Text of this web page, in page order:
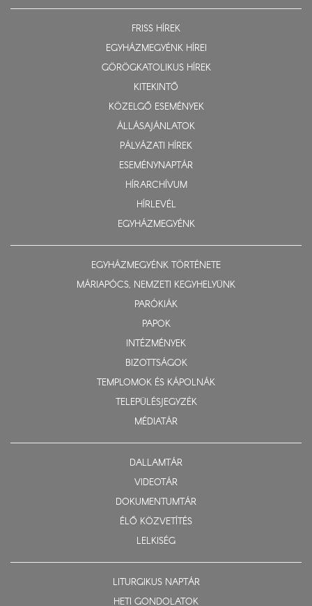
FRISS HÍREK
EGYHÁZMEGYÉNK HÍREI
GÖRÖGKATOLIKUS HÍREK
KITEKINTŐ
KÖZELGŐ ESEMÉNYEK
ÁLLÁSAJÁNLATOK
PÁLYÁZATI HÍREK
ESEMÉNYNAPTÁR
HÍRARCHÍVUM
HÍRLEVÉL
EGYHÁZMEGYÉNK
EGYHÁZMEGYÉNK TÖRTÉNETE
MÁRIAPÓCS, NEMZETI KEGYHELYÜNK
PARÓKIÁK
PAPOK
INTÉZMÉNYEK
BIZOTTSÁGOK
TEMPLOMOK ÉS KÁPOLNÁK
TELEPÜLÉSJEGYZÉK
MÉDIATÁR
DALLAMTÁR
VIDEOTÁR
DOKUMENTUMTÁR
ÉLŐ KÖZVETÍTÉS
LELKISÉG
LITURGIKUS NAPTÁR
HETI GONDOLATOK